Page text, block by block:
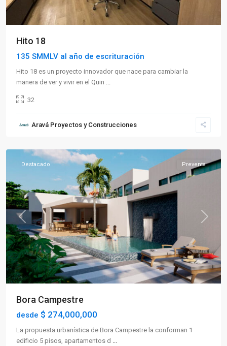
Hito 18
135 SMMLV al año de escrituración
Hito 18 es un proyecto innovador que nace para cambiar la
manera de ver y vivir en el Quin
32
Aravá Proyectos y Construcciones
Previous Next
Destacado Preventa
Bora Campestre
desde $ 274,000,000
La propuesta urbanística de Bora Campestre la conforman 1
edificio 5 pisos, apartamentos d ...